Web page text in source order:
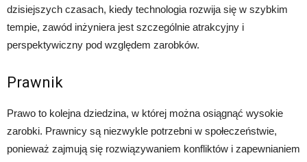
dzisiejszych czasach, kiedy technologia rozwija się w szybkim
tempie, zawód inżyniera jest szczególnie atrakcyjny i
perspektywiczny pod względem zarobków.
Prawnik
Prawo to kolejna dziedzina, w której można osiągnąć wysokie
zarobki. Prawnicy są niezwykle potrzebni w społeczeństwie,
ponieważ zajmują się rozwiązywaniem konfliktów i zapewnianiem